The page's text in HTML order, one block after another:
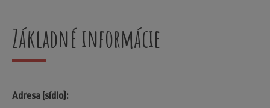
Základné informácie
Adresa (sídlo):